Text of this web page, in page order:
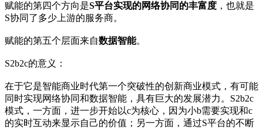
赋能的第四个方向是S平台实现的网络协同的丰富度 ，也就是
S协同了多少上游的服务商。
赋能的第五个层面来自数据智能。
S2b2c的意义：
在于它是智能商业时代第一个突破性的创新商业模式，有可能
同时实现网络协同和数据智能，具有巨大的发展潜力。S2b2c
模式，一方面，进一步开始以c为核心，因为小b需要实现和c
的实时互动来显示自己的价值；另一方面，通过S平台的不断